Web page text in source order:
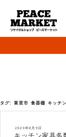
タグ: 富里市 食器棚 キッチ
投
稿
2020年8月9日
キッチン家具多